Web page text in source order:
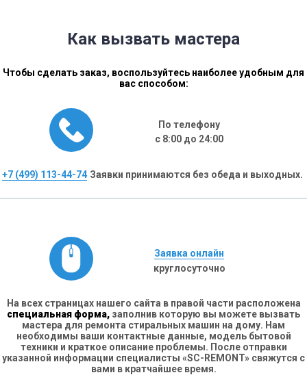
Как вызвать мастера
Чтобы сделать заказ, воспользуйтесь наиболее удобным для
вас способом:
По телефону
с 8:00 до 24:00
+7 (499) 113-44-74 Заявки принимаются без обеда и выходных.
Заявка онлайн
круглосуточно
На всех страницах нашего сайта в правой части расположена
специальная форма, заполнив которую вы можете вызвать
мастера для ремонта стиральных машин на дому. Нам
необходимы ваши контактные данные, модель бытовой
техники и краткое описание проблемы. После отправки
указанной информации специалисты «SC-REMONT» свяжутся с
вами в кратчайшее время.